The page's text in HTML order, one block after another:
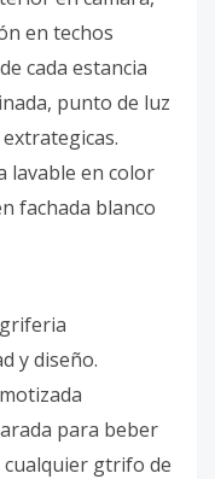
en techos
cada estancia
punto de luz
lavable en color
fachada blanco
y diseño.
para beber
cualquier gtrifo de